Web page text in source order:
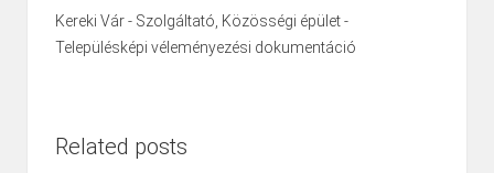
Kereki Vár - Szolgáltató, Közösségi épület -
Településképi véleményezési dokumentáció
Related posts